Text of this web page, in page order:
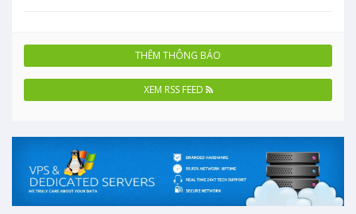
THÊM THÔNG BÁO
XEM RSS FEED